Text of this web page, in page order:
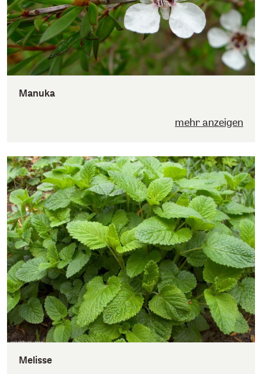
Manuka
mehr anzeigen
Melisse